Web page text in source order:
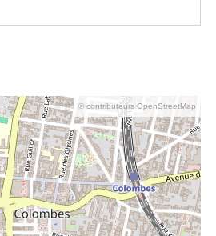
© contributeurs OpenStreetMap